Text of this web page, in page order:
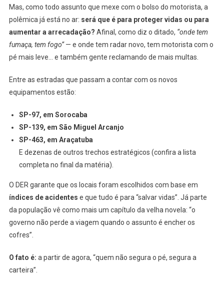
Mas, como todo assunto que mexe com o bolso do motorista, a
polêmica já está no ar: será que é para proteger vidas ou para
aumentar a arrecadação? Afinal, como diz o ditado, “onde tem
fumaça, tem fogo”— e onde tem radar novo, tem motorista com o
pé mais leve… e também gente reclamando de mais multas.
Entre as estradas que passam a contar com os novos
equipamentos estão:
SP-97, em Sorocaba
SP-139, em São Miguel Arcanjo
SP-463, em Araçatuba
E dezenas de outros trechos estratégicos (confira a lista
completa no final da matéria).
O DER garante que os locais foram escolhidos com base em
índices de acidentes e que tudo é para “salvar vidas”. Já parte
da população vê como mais um capítulo da velha novela: “o
governo não perde a viagem quando o assunto é encher os
cofres”.
O fato é: a partir de agora, “quem não segura o pé, segura a
carteira”.